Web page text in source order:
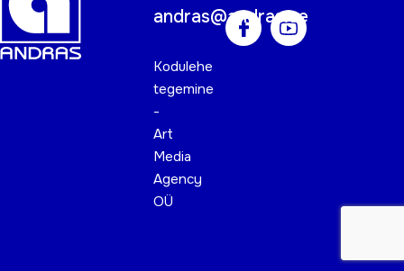
andras@andras.ee
Kodulehe
tegemine
-
Art
Media
Agency
OÜ